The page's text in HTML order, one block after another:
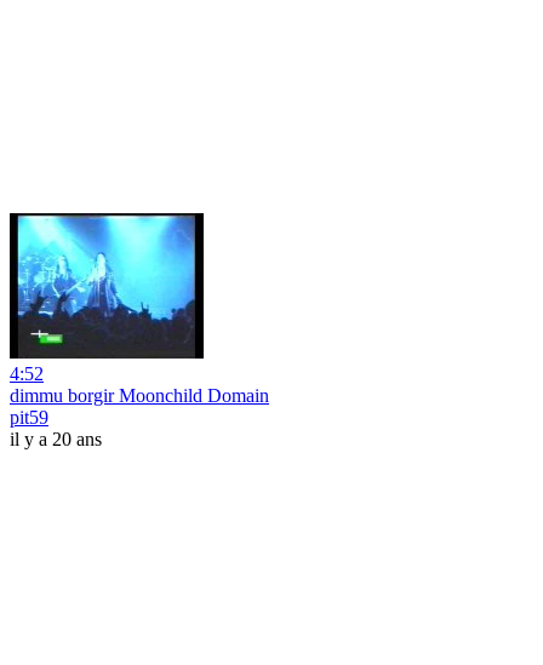
4:52
dimmu borgir Moonchild Domain
pit59
il y a 20 ans